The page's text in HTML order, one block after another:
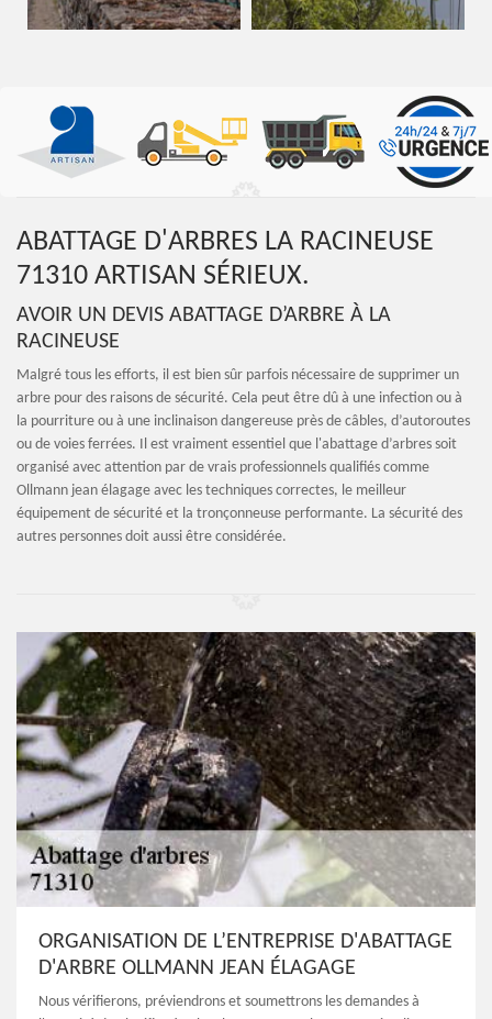
ABATTAGE D'ARBRES LA RACINEUSE
71310 ARTISAN SÉRIEUX.
AVOIR UN DEVIS ABATTAGE D’ARBRE À LA
RACINEUSE
Malgré tous les efforts, il est bien sûr parfois nécessaire de supprimer un
arbre pour des raisons de sécurité. Cela peut être dû à une infection ou à
la pourriture ou à une inclinaison dangereuse près de câbles, d’autoroutes
ou de voies ferrées. Il est vraiment essentiel que l'abattage d’arbres soit
organisé avec attention par de vrais professionnels qualifiés comme
Ollmann jean élagage avec les techniques correctes, le meilleur
équipement de sécurité et la tronçonneuse performante. La sécurité des
autres personnes doit aussi être considérée.
ORGANISATION DE L’ENTREPRISE D'ABATTAGE
D'ARBRE OLLMANN JEAN ÉLAGAGE
Nous vérifierons, préviendrons et soumettrons les demandes à